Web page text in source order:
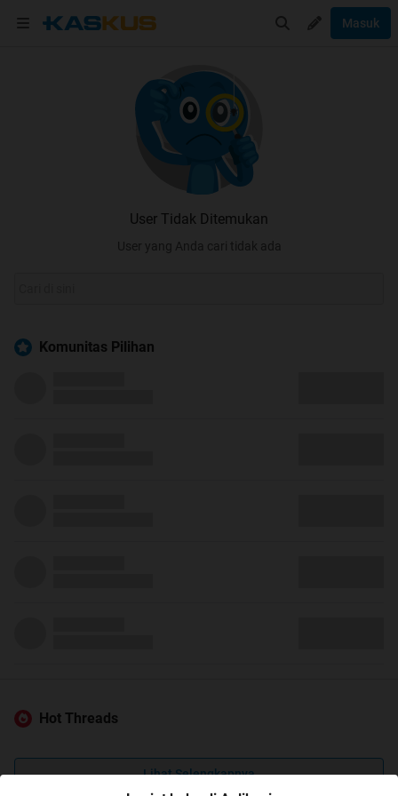
Masuk
User Tidak Ditemukan
User yang Anda cari tidak ada
Komunitas Pilihan
Hot Threads
Lihat Selengkapnya